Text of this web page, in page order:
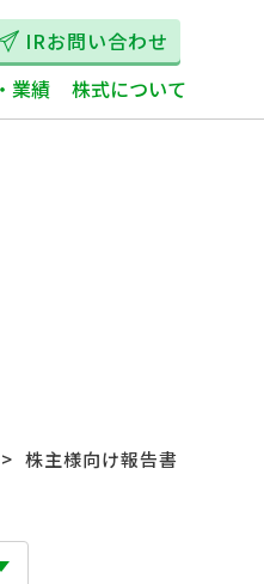
業績 株式について
IRお問い合わせ
株主様向け報告書